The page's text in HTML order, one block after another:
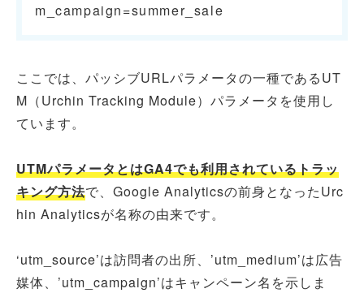
m_campaign=summer_sale
ここでは、パッシブURLパラメータの一種であるUT
M（Urchin Tracking Module）パラメータを使用し
ています。
UTMパラメータとはGA4でも利用されているトラッ
キング方法で、Google Analyticsの前身となったUrc
hin Analyticsが名称の由来です。
‘utm_source’は訪問者の出所、’utm_medium’は広告
媒体、’utm_campaign’はキャンペーン名を示しま